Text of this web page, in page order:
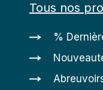
Tous nos
%